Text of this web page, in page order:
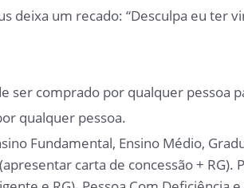
deixa um recado: “Desculpa eu ter
ser comprado por qualquer pessoa
qualquer pessoa.
Fundamental, Ensino Médio,
carta de concessão +